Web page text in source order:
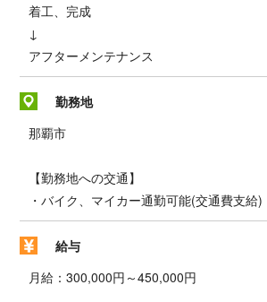
着工、完成
↓
アフターメンテナンス
勤務地
那覇市
【勤務地への交通】
・バイク、マイカー通勤可能(交通費支給)
給与
月給：300,000円～450,000円